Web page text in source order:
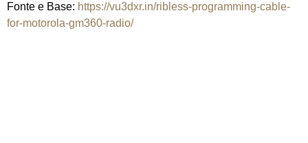
Fonte e Base: https://vu3dxr.in/ribless-programming-cable-
for-motorola-gm360-radio/